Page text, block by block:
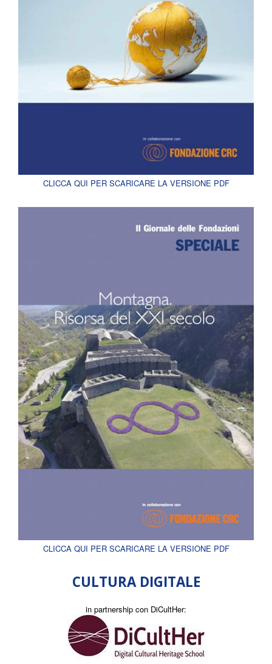
CLICCA QUI PER SCARICARE LA VERSIONE PDF
CLICCA QUI PER SCARICARE LA VERSIONE PDF
CULTURA DIGITALE
in partnership con DiCultHer: